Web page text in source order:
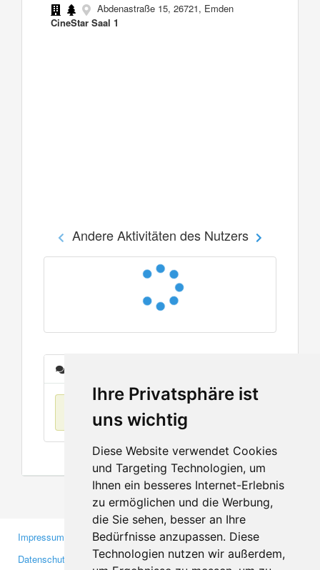
Ihre Privatsphäre ist
uns wichtig
Diese Website verwendet Cookies
und Targeting Technologien, um
Ihnen ein besseres Internet-Erlebnis
zu ermöglichen und die Werbung,
die Sie sehen, besser an Ihre
Bedürfnisse anzupassen. Diese
Technologien nutzen wir außerdem,
Abdenastraße 15, 26721, Emden
CineStar Saal 1
Andere Aktivitäten des Nutzers
Keine Einträge
Impressum
Datenschutzerklärung
Gewerbetreibende
Investoren